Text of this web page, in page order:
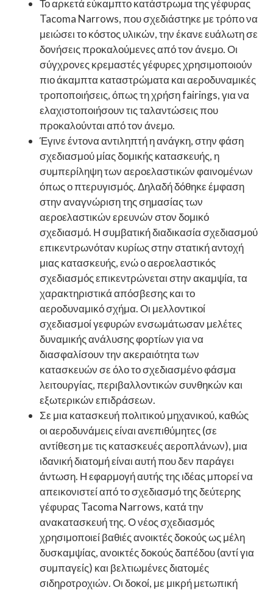
Το αρκετά εύκαμπτο κατάστρωμα της γέφυρας
Tacoma Narrows, που σχεδιάστηκε με τρόπο να
μειώσει το κόστος υλικών, την έκανε ευάλωτη σε
δονήσεις προκαλούμενες από τον άνεμο. Οι
σύγχρονες κρεμαστές γέφυρες χρησιμοποιούν
πιο άκαμπτα καταστρώματα και αεροδυναμικές
τροποποιήσεις, όπως τη χρήση fairings, για να
ελαχιστοποιήσουν τις ταλαντώσεις που
προκαλούνται από τον άνεμο.
Έγινε έντονα αντιληπτή η ανάγκη, στην φάση
σχεδιασμού μίας δομικής κατασκευής, η
συμπερίληψη των αεροελαστικών φαινομένων
όπως ο πτερυγισμός. Δηλαδή δόθηκε έμφαση
στην αναγνώριση της σημασίας των
αεροελαστικών ερευνών στον δομικό
σχεδιασμό. Η συμβατική διαδικασία σχεδιασμού
επικεντρωνόταν κυρίως στην στατική αντοχή
μιας κατασκευής, ενώ ο αεροελαστικός
σχεδιασμός επικεντρώνεται στην ακαμψία, τα
χαρακτηριστικά απόσβεσης και το
αεροδυναμικό σχήμα. Οι μελλοντικοί
σχεδιασμοί γεφυρών ενσωμάτωσαν μελέτες
δυναμικής ανάλυσης φορτίων για να
διασφαλίσουν την ακεραιότητα των
κατασκευών σε όλο το σχεδιασμένο φάσμα
λειτουργίας, περιβαλλοντικών συνθηκών και
εξωτερικών επιδράσεων.
Σε μια κατασκευή πολιτικού μηχανικού, καθώς
οι αεροδυνάμεις είναι ανεπιθύμητες (σε
αντίθεση με τις κατασκευές αεροπλάνων), μια
ιδανική διατομή είναι αυτή που δεν παράγει
άντωση. Η εφαρμογή αυτής της ιδέας μπορεί να
απεικονιστεί από το σχεδιασμό της δεύτερης
γέφυρας Tacoma Narrows, κατά την
ανακατασκευή της. Ο νέος σχεδιασμός
χρησιμοποιεί βαθιές ανοικτές δοκούς ως μέλη
δυσκαμψίας, ανοικτές δοκούς δαπέδου (αντί για
συμπαγείς) και βελτιωμένες διατομές
σιδηροτροχιών. Οι δοκοί, με μικρή μετωπική